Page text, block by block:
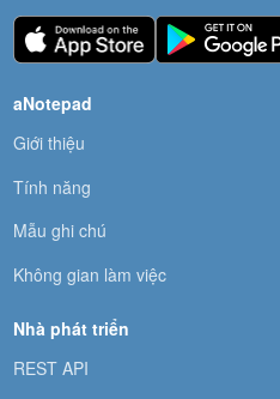
aNotepad
Giới thiệu
Tính năng
Mẫu ghi chú
Không gian làm việc
Nhà phát triển
REST API